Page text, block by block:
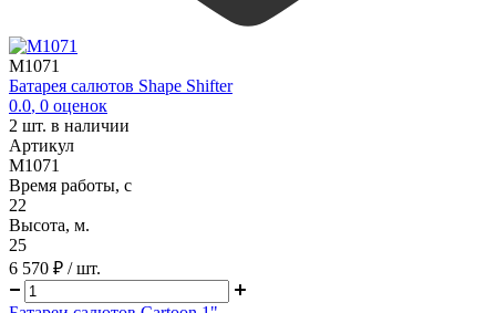
M1071
Батарея салютов Shape Shifter
0.0, 0 оценок
2 шт. в наличии
Артикул
M1071
Время работы, с
22
Высота, м.
25
6 570 ₽ / шт.